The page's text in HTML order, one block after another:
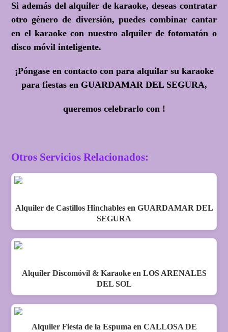
Si además del alquiler de karaoke, deseas contratar
otro género de diversión, puedes combinar cantar
en el karaoke con nuestro alquiler de fotomatón o
disco móvil inteligente.
¡Póngase en contacto con para alquilar su karaoke
para fiestas en GUARDAMAR DEL SEGURA,
queremos celebrarlo con !
Otros Servicios Relacionados:
Alquiler de Castillos Hinchables en GUARDAMAR DEL
SEGURA
Alquiler Discomóvil & Karaoke en LOS ARENALES
DEL SOL
Alquiler Fiesta de la Espuma en CALLOSA DE